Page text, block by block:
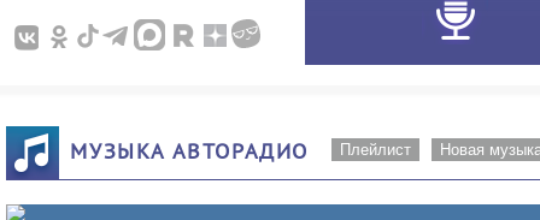
МУЗЫКА АВТОРАДИО Плейлист Новая